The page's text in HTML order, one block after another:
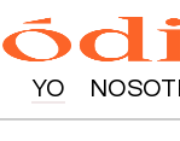
YO